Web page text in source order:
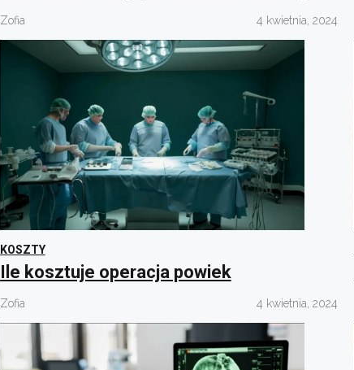
Zofia 4 kwietnia, 2024
KOSZTY
Ile kosztuje operacja powiek
Zofia 4 kwietnia, 2024